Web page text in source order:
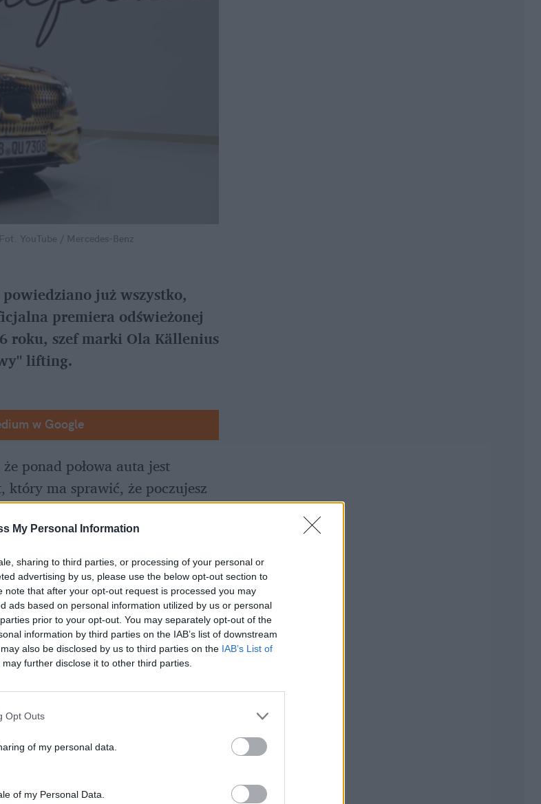
My Personal Information
sharing to third parties, or processing of your personal or
advertising by us, please use the below opt-out section to
note that after your opt-out request is processed you may
ads based on personal information utilized by us or personal
prior to your opt-out. You may separately opt-out of the
information by third parties on the IAB’s list of downstream
also be disclosed by us to third parties on the IAB’s List of
may further disclose it to other third parties.
Opt Outs
of my personal data.
of my Personal Data.
Fot. YouTube / Mercedes-Benz
już wszystko,
premiera odświeżonej
roku, szef marki Ola Källenius
lifting.
w Google
ponad połowa auta jest
który ma sprawić, że poczujesz
.